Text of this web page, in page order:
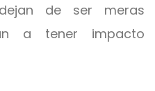
de ser meras
a tener impacto